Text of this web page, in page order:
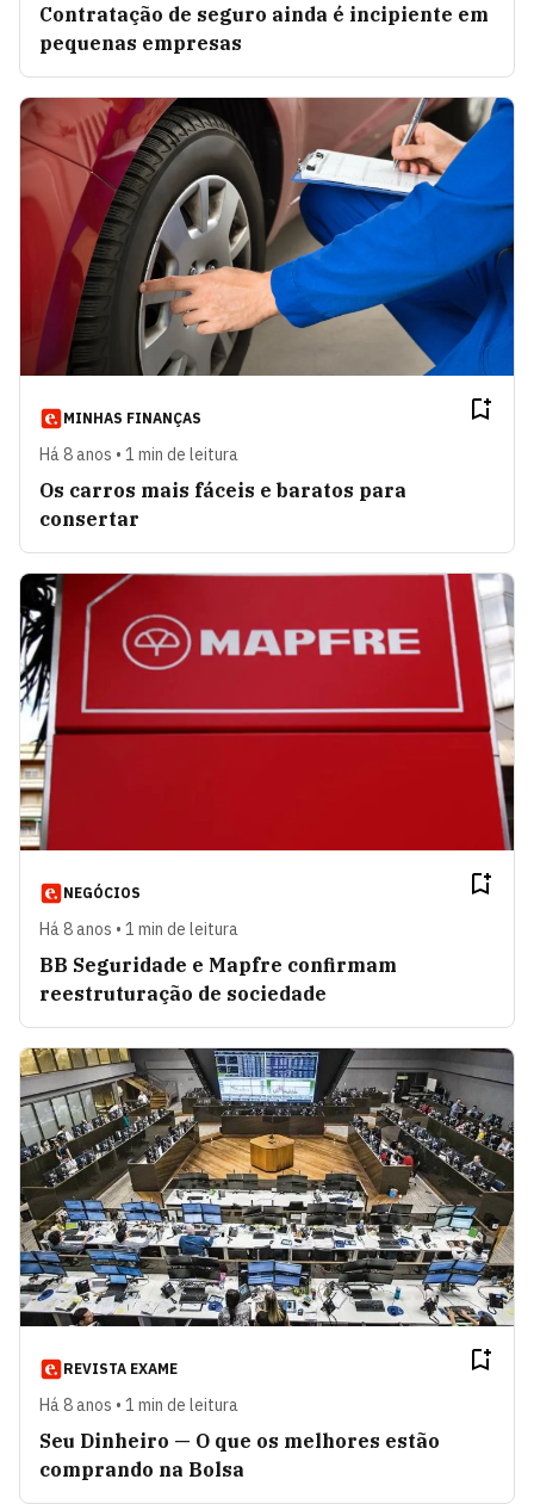
Contratação de seguro ainda é incipiente em
pequenas empresas
MINHAS FINANÇAS
Há 8 anos • 1 min de leitura
Os carros mais fáceis e baratos para
consertar
NEGÓCIOS
Há 8 anos • 1 min de leitura
BB Seguridade e Mapfre confirmam
reestruturação de sociedade
REVISTA EXAME
Há 8 anos • 1 min de leitura
Seu Dinheiro — O que os melhores estão
comprando na Bolsa